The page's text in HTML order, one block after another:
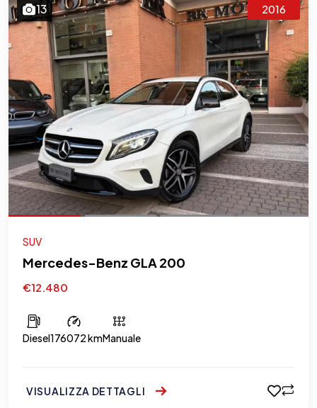
13 2016
SUV
Mercedes-Benz GLA 200
€12.480
Diesel176072 kmManuale
VISUALIZZA DETTAGLI